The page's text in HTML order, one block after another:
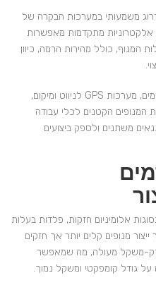
משמעותי במערכות הבקרה של
מתקדמות מאפשרות
המנוף, כולל מהירות הרמה, כיוון
טכנולוגיות כמו חיישני עומס מתקדמים, מערכות GPS לניווט ומיקום,
המנופים הקטנים לכלי עבודה
משתנים ולספק ביצועים
אלומיניום חזקות, פלדות בעלות
מנופים קלים יותר אך חזקים
משקל מעולה, מה שמאפשר
גודל קומפקטי ומשקל נמוך.